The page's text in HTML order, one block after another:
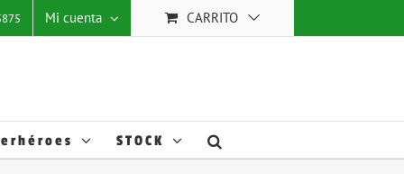
Mi cuenta CARRITO
STOCK
ACEPTAR TODO Ajustes